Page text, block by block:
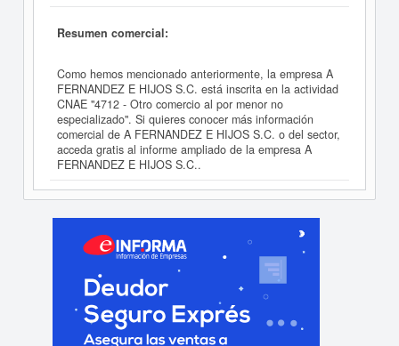
Resumen comercial:
Como hemos mencionado anteriormente, la empresa A
FERNANDEZ E HIJOS S.C. está inscrita en la actividad
CNAE "4712 - Otro comercio al por menor no
especializado". Si quieres conocer más información
comercial de A FERNANDEZ E HIJOS S.C. o del sector,
acceda gratis al informe ampliado de la empresa A
FERNANDEZ E HIJOS S.C..